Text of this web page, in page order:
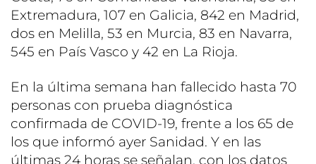
Extremadura, 107 en Galicia, 842 en Madrid,
dos en Melilla, 53 en Murcia, 83 en Navarra,
545 en País Vasco y 42 en La Rioja.
En la última semana han fallecido hasta 70
personas con prueba diagnóstica
confirmada de COVID-19, frente a los 65 de
los que informó ayer Sanidad. Y en las
últimas 24 horas se señalan, con los datos